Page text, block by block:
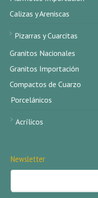
Calizas y Areniscas
Pizarras y Cuarcitas
Granitos Nacionales
Granitos Importación
Compactos de Cuarzo
Porcelánicos
Acrílicos
Newsletter